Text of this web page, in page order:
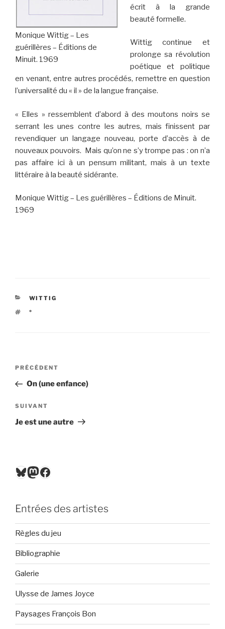
Monique Wittig – Les
guérillères – Éditions de
Minuit. 1969
écrit à la grande
beauté formelle.
Wittig continue et
prolonge sa révolution
poétique et politique
en venant, entre autres procédés, remettre en question
l’universalité du « il » de la langue française.
« Elles » ressemblent d’abord à des moutons noirs se
serrant les unes contre les autres, mais finissent par
revendiquer un langage nouveau, porte d’accès à de
nouveaux pouvoirs. Mais qu’on ne s’y trompe pas : on n’a
pas affaire ici à un pensum militant, mais à un texte
littéraire à la beauté sidérante.
Monique Wittig – Les guérillères – Éditions de Minuit.
1969
CATÉGORIES
WITTIG
ÉTIQUETTES
°
Navigation
l’article
Article
précédent
PRÉCÉDENT
On (une enfance)
Article
suivant
SUIVANT
Je est une autre
Bluesky
Mastodon
Facebook
Entrées des artistes
Règles du jeu
Bibliographie
Galerie
Ulysse de James Joyce
Paysages François Bon